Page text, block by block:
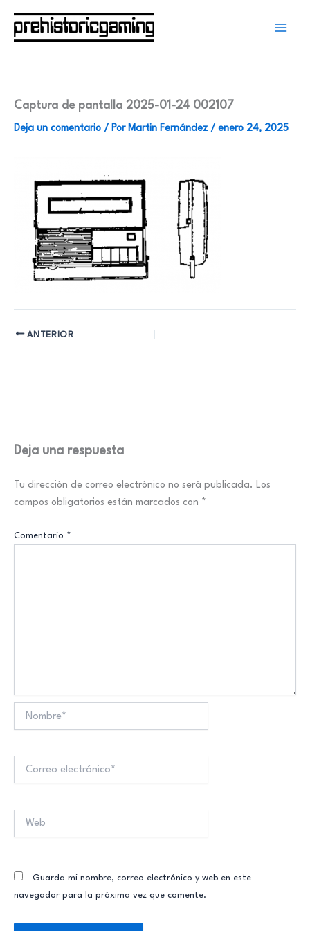
contenido
Captura de pantalla 2025-01-24 002107
Deja un comentario / Por Martin Fernández / enero 24, 2025
ANTERIOR
Deja una respuesta
Tu dirección de correo electrónico no será publicada. Los
campos obligatorios están marcados con *
Comentario *
Guarda mi nombre, correo electrónico y web en este
navegador para la próxima vez que comente.